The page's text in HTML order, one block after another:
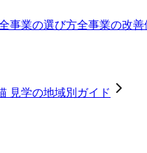
事業の選び方全事業の改善
見学の地域別ガイド